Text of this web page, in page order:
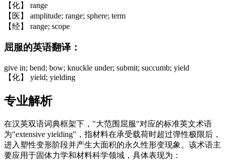
【化】 range
【医】 amplitude; range; sphere; term
【经】 range; scope
屈服的英语翻译：
give in; bend; bow; knuckle under; submit; succumb; yield
【化】 yield; yielding
专业解析
在汉英双语词典框架下，"大范围屈服"对应的标准英文术语
为"extensive yielding"，指材料在承受载荷时超过弹性极限后，
进入塑性变形阶段并产生大面积的永久性形变现象。该术语主
要应用于固体力学和材料科学领域，具体表现为：